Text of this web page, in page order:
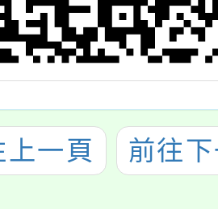
上一頁 前往